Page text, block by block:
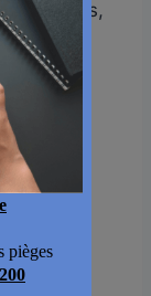
conseils,
mais
un
une